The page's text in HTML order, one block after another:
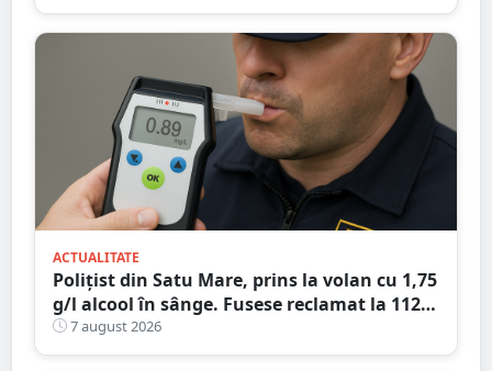
ACTUALITATE
Polițist din Satu Mare, prins la volan cu 1,75
g/l alcool în sânge. Fusese reclamat la 112
că circula pe contrasens
7 august 2026